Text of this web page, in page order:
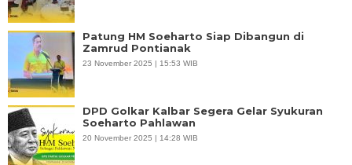
Patung HM Soeharto Siap Dibangun di
Zamrud Pontianak
23 November 2025 | 15:53 WIB
DPD Golkar Kalbar Segera Gelar Syukuran
Soeharto Pahlawan
20 November 2025 | 14:28 WIB